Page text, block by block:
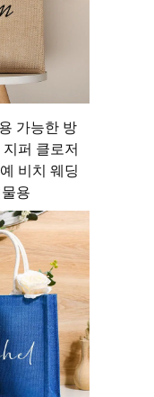
질감 있
한 일
을 적
광고판
은 실용
수 있습
리, 쥐트
신발 또
일부
리 제품
이 안전
가능한 방
퍼 클로저
비치 웨딩
용